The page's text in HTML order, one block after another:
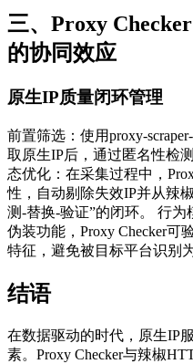
三、Proxy
的协同效应
原生IP质量闭环管理
前置筛选：使用proxy-
取原生IP后，通过匿名性检
态优化：在采集过程中，
性，自动剔除失效IP并从辣
测-替换-验证”的闭环。 行
伪装功能，Proxy Checker可
特征，避免被目标平台识别
结语
在数据驱动的时代，原生IP
素。Proxy Checker与辣椒